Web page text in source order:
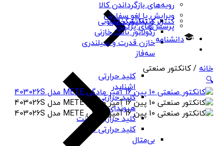
کلید حرارتی
اشنایدر
کلید حرارتی
هیوندای
کلید حرارتی چینت
کلید حرارتی PNS
بی‌متال
کنتاکتور خازنی
رگولاتور بانک خازنی
خازن قدرت و سیلندری
سه‌فاز
کنترلر و نمایشگر تابلویی
رویه‌های بازگرداندن کالا
ویرایش یا لغو سفارش
پرسش‌های پرتکرار
دانشنامه
خانه / کانکتور صنعتی
🔍